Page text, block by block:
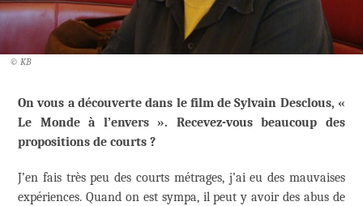
© KB
On vous a découverte dans le film de Sylvain Desclous, «
Le Monde à l’envers ». Recevez-vous beaucoup des
propositions de courts ?
J’en fais très peu des courts métrages, j’ai eu des mauvaises
expériences. Quand on est sympa, il peut y avoir des abus de